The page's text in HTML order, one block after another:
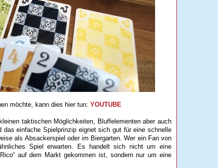
möchte, kann dies hier tun: YOUTUBE
taktischen Möglichkeiten, Bluffelementen aber auch
einfache Spielprinzip eignet sich gut für eine schnelle
als Absackerspiel oder im Biergarten. Wer ein Fan von
Spiel erwarten. Es handelt sich nicht um eine
auf dem Markt gekommen ist, sondern nur um eine